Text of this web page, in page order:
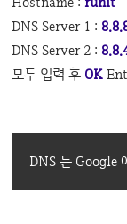
DNS Server 1 :
DNS Server 2 :
모두 입력 후 OK
DNS 는 Google